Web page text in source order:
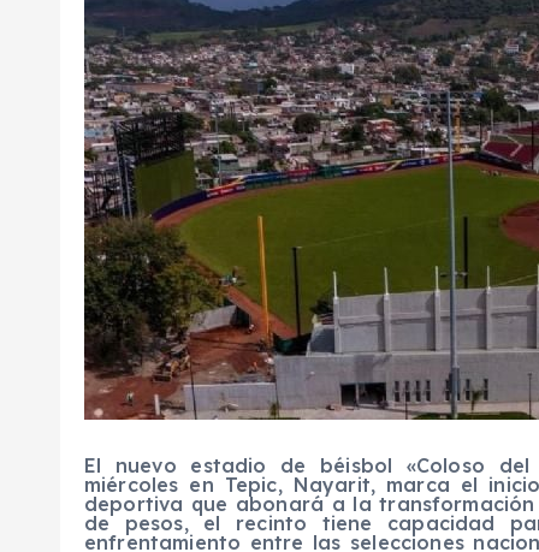
El nuevo estadio de béisbol «Coloso
miércoles en Tepic, Nayarit, marca el
deportiva que abonará a la
de pesos, el recinto tiene capacidad
enfrentamiento entre las selecciones